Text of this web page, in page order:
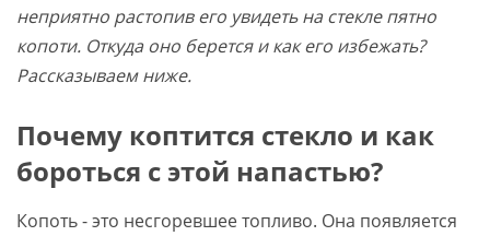
неприятно растопив его увидеть на стекле пятно
копоти. Откуда оно берется и как его избежать?
Рассказываем ниже.
Почему коптится стекло и как
бороться с этой напастью?
Копоть - это несгоревшее топливо. Она появляется